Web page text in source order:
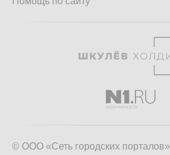
© ООО «Сеть городских порталов»